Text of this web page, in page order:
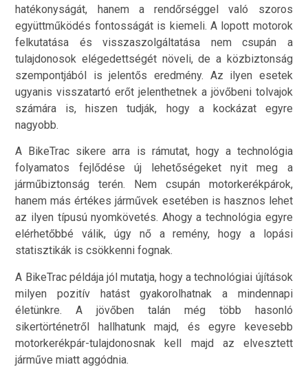
hatékonyságát, hanem a rendőrséggel való szoros
együttműködés fontosságát is kiemeli. A lopott motorok
felkutatása és visszaszolgáltatása nem csupán a
tulajdonosok elégedettségét növeli, de a közbiztonság
szempontjából is jelentős eredmény. Az ilyen esetek
ugyanis visszatartó erőt jelenthetnek a jövőbeni tolvajok
számára is, hiszen tudják, hogy a kockázat egyre
nagyobb.
A BikeTrac sikere arra is rámutat, hogy a technológia
folyamatos fejlődése új lehetőségeket nyit meg a
járműbiztonság terén. Nem csupán motorkerékpárok,
hanem más értékes járművek esetében is hasznos lehet
az ilyen típusú nyomkövetés. Ahogy a technológia egyre
elérhetőbbé válik, úgy nő a remény, hogy a lopási
statisztikák is csökkenni fognak.
A BikeTrac példája jól mutatja, hogy a technológiai újítások
milyen pozitív hatást gyakorolhatnak a mindennapi
életünkre. A jövőben talán még több hasonló
sikertörténetről hallhatunk majd, és egyre kevesebb
motorkerékpár-tulajdonosnak kell majd az elvesztett
járműve miatt aggódnia.